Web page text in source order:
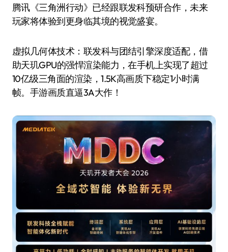
腾讯《三角洲行动》已经跟联发科预研合作，未来
玩家将体验到更身临其境的视觉盛宴。
虚拟几何体技术：联发科与团结引擎深度适配，借
助天玑GPU的强悍渲染能力，在手机上实现了超过
10亿级三角面的渲染，1.5K高画质下稳定1小时满
帧。手游画质直逼3A大作！